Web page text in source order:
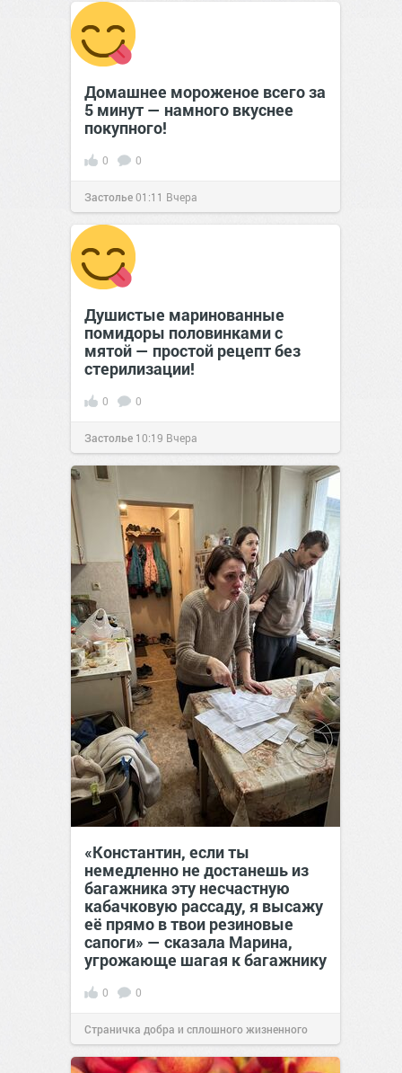
сайт.23:17 Вчера
Домашнее мороженое всего за
5 минут — намного вкуснее
покупного!
0 0
Застолье01:11 Вчера
Душистые маринованные
помидоры половинками с
мятой — простой рецепт без
стерилизации!
0 0
Застолье 10:19 Вчера
«Константин, если ты
немедленно не достанешь из
багажника эту несчастную
кабачковую рассаду, я высажу
её прямо в твои резиновые
сапоги» — сказала Марина,
угрожающе шагая к багажнику
0 0
Страничка добра и сплошного жизненного
позитива!00:28Вчера